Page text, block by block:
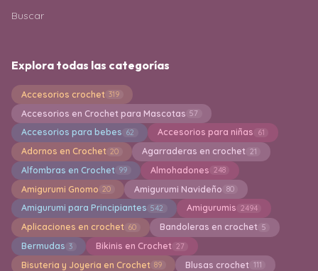
Buscar
Explora todas las categorías
Accesorios crochet 319
Accesorios en Crochet para Mascotas 57
Accesorios para bebes 62 Accesorios para niñas 61
Adornos en Crochet 20 Agarraderas en crochet 21
Alfombras en Crochet 99 Almohadones 248
Amigurumi Gnomo 20 Amigurumi Navideño 80
Amigurumi para Principiantes 542 Amigurumis 2494
Aplicaciones en crochet 60 Bandoleras en crochet 5
Bermudas 3 Bikinis en Crochet 27
Bisuteria y Joyeria en Crochet 89 Blusas crochet 111